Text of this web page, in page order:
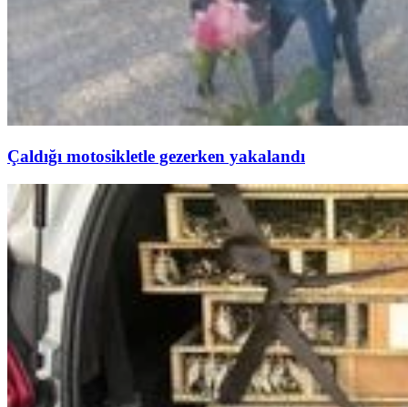
Çaldığı motosikletle gezerken yakalandı